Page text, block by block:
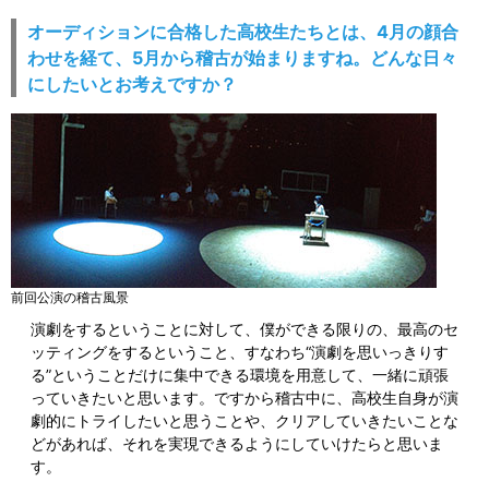
オーディションに合格した高校生たちとは、4月の顔合
わせを経て、5月から稽古が始まりますね。どんな日々
にしたいとお考えですか？
前回公演の稽古風景
演劇をするということに対して、僕ができる限りの、最高のセ
ッティングをするということ、すなわち“演劇を思いっきりす
る”ということだけに集中できる環境を用意して、一緒に頑張
っていきたいと思います。ですから稽古中に、高校生自身が演
劇的にトライしたいと思うことや、クリアしていきたいことな
どがあれば、それを実現できるようにしていけたらと思いま
す。